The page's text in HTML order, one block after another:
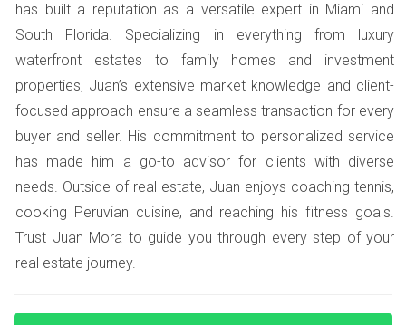
Estudio de Caso 2
Investigación en Portales Oficiales
En otro caso, una familia decidió investigar por su
cuenta. Utilizaron portales como el sitio web del
Departamento de Regulación Empresarial y Profesional
(DBPR) de Florida. Allí encontraron información valiosa
sobre los requisitos para comprar bienes raíces.
Además, se enteraron de las licencias requeridas para
has built a reputation as a versatile expert in Miami and
South Florida. Specializing in everything from luxury
waterfront estates to family homes and investment
properties, Juan’s extensive market knowledge and client-
focused approach ensure a seamless transaction for every
buyer and seller. His commitment to personalized service
has made him a go-to advisor for clients with diverse
needs. Outside of real estate, Juan enjoys coaching tennis,
cooking Peruvian cuisine, and reaching his fitness goals.
Trust Juan Mora to guide you through every step of your
real estate journey.